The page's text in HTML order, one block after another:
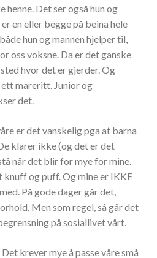
henne. Det ser også hun og
en eller begge på beina hele
hun og mannen hjelper til,
oss voksne. Da er det ganske
hvor det er gjerder. Og
mareritt. Junior og
det.
er det vanskelig pga at barna
klarer ikke (og det er det
når det blir for mye for mine.
og puff. Og mine er IKKE
På gode dager går det,
Men som regel, så går det
på sosiallivet vårt.
krever mye å passe våre små